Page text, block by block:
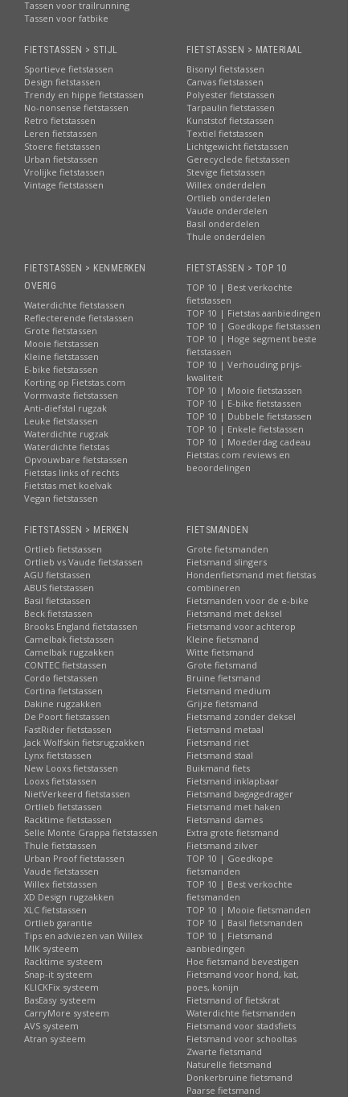
Tassen voor trailrunning
Tassen voor fatbike
FIETSTASSEN > STIJL
Sportieve fietstassen
Design fietstassen
Trendy en hippe fietstassen
No-nonsense fietstassen
Retro fietstassen
Leren fietstassen
Stoere fietstassen
Urban fietstassen
Vrolijke fietstassen
Vintage fietstassen
FIETSTASSEN > MATERIAAL
Bisonyl fietstassen
Canvas fietstassen
Polyester fietstassen
Tarpaulin fietstassen
Kunststof fietstassen
Textiel fietstassen
Lichtgewicht fietstassen
Gerecyclede fietstassen
Stevige fietstassen
Willex onderdelen
Ortlieb onderdelen
Vaude onderdelen
Basil onderdelen
Thule onderdelen
FIETSTASSEN > KENMERKEN
OVERIG
Waterdichte fietstassen
Reflecterende fietstassen
Grote fietstassen
Mooie fietstassen
Kleine fietstassen
E-bike fietstassen
Korting op Fietstas.com
Vormvaste fietstassen
Anti-diefstal rugzak
Leuke fietstassen
Waterdichte rugzak
Waterdichte fietstas
Opvouwbare fietstassen
Fietstas links of rechts
Fietstas met koelvak
Vegan fietstassen
FIETSTASSEN > TOP 10
TOP 10 | Best verkochte
fietstassen
TOP 10 | Fietstas aanbiedingen
TOP 10 | Goedkope fietstassen
TOP 10 | Hoge segment beste
fietstassen
TOP 10 | Verhouding prijs-
kwaliteit
TOP 10 | Mooie fietstassen
TOP 10 | E-bike fietstassen
TOP 10 | Dubbele fietstassen
TOP 10 | Enkele fietstassen
TOP 10 | Moederdag cadeau
Fietstas.com reviews en
beoordelingen
FIETSTASSEN > MERKEN
Ortlieb fietstassen
Ortlieb vs Vaude fietstassen
AGU fietstassen
ABUS fietstassen
Basil fietstassen
Beck fietstassen
Brooks England fietstassen
Camelbak fietstassen
Camelbak rugzakken
CONTEC fietstassen
Cordo fietstassen
Cortina fietstassen
Dakine rugzakken
De Poort fietstassen
FastRider fietstassen
Jack Wolfskin fietsrugzakken
Lynx fietstassen
New Looxs fietstassen
Looxs fietstassen
NietVerkeerd fietstassen
Ortlieb fietstassen
Racktime fietstassen
Selle Monte Grappa fietstassen
Thule fietstassen
Urban Proof fietstassen
Vaude fietstassen
Willex fietstassen
XD Design rugzakken
XLC fietstassen
Ortlieb garantie
Tips en adviezen van Willex
MIK systeem
Racktime systeem
Snap-it systeem
KLICKFix systeem
BasEasy systeem
CarryMore systeem
AVS systeem
Atran systeem
FIETSMANDEN
Grote fietsmanden
Fietsmand slingers
Hondenfietsmand met fietstas
combineren
Fietsmanden voor de e-bike
Fietsmand met deksel
Fietsmand voor achterop
Kleine fietsmand
Witte fietsmand
Grote fietsmand
Bruine fietsmand
Fietsmand medium
Grijze fietsmand
Fietsmand zonder deksel
Fietsmand metaal
Fietsmand riet
Fietsmand staal
Buikmand fiets
Fietsmand inklapbaar
Fietsmand bagagedrager
Fietsmand met haken
Fietsmand dames
Extra grote fietsmand
Fietsmand zilver
TOP 10 | Goedkope
fietsmanden
TOP 10 | Best verkochte
fietsmanden
TOP 10 | Mooie fietsmanden
TOP 10 | Basil fietsmanden
TOP 10 | Fietsmand
aanbiedingen
Hoe fietsmand bevestigen
Fietsmand voor hond, kat,
poes, konijn
Fietsmand of fietskrat
Waterdichte fietsmanden
Fietsmand voor stadsfiets
Fietsmand voor schooltas
Zwarte fietsmand
Naturelle fietsmand
Donkerbruine fietsmand
Paarse fietsmand